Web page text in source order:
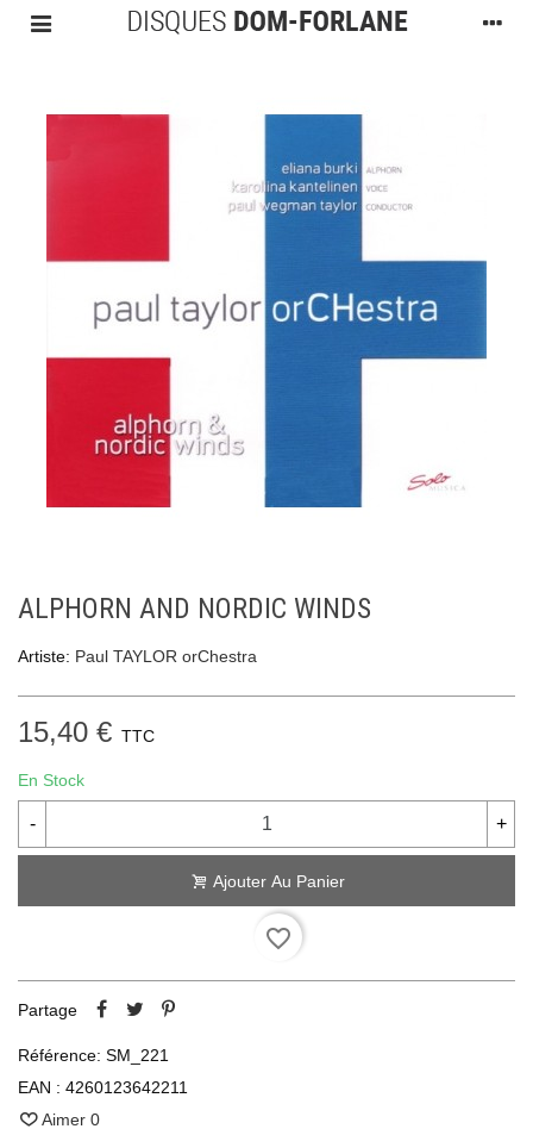
ALPHORN AND NORDIC WINDS
Artiste: Paul TAYLOR orChestra
15,40 € TTC
En Stock
- +
Ajouter Au Panier
favorite_border
Partage
Référence: SM_221
EAN : 4260123642211
Aimer 0